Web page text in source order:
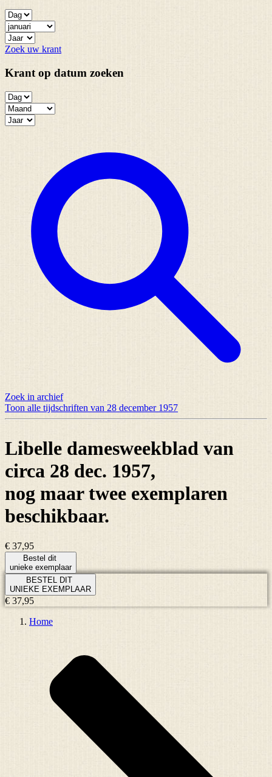
Zoek uw krant
Krant op datum zoeken
Zoek in archief
Toon alle tijdschriften van 28 december 1957
Libelle damesweekblad van
circa 28 dec. 1957,
nog maartwee exemplaren
beschikbaar.
€ 37,95
Bestel dit
unieke exemplaar
BESTEL DIT
UNIEKE EXEMPLAAR
€ 37,95
Home